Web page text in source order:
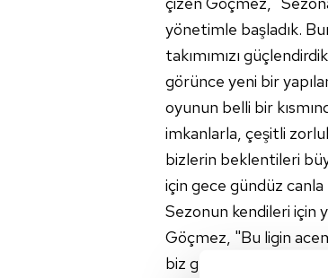
yönetimle başladık.
takımımızı
görünce yeni bir
oyunun belli bir
imkanlarla, çeşitli
bizlerin beklentileri
için gece gündüz canla
Sezonun kendileri için
Göçmez, "Bu ligin
biz güçlü bir aileyiz.